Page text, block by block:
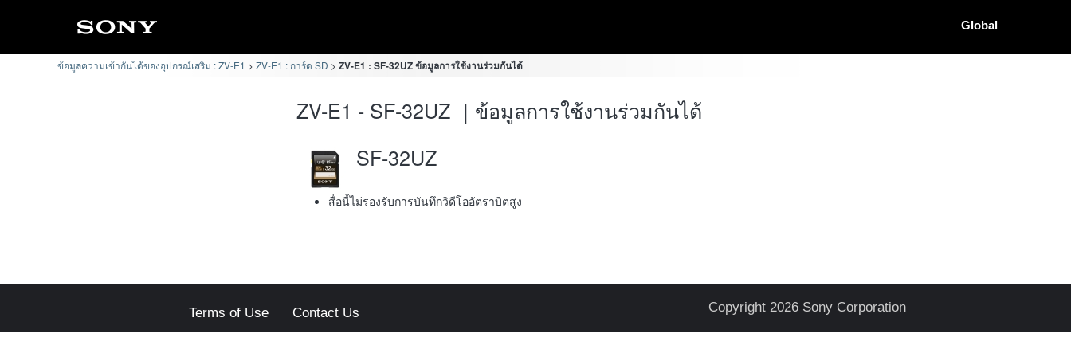
Global
ข้อมูลความเข้ากันได้ของอุปกรณ์เสริม : ZV-E1 ZV-E1 : การ์ด SD ZV-E1 : SF-32UZ ข้อมูลการใช้งานร่วมกันได้
ZV-E1 - SF-32UZ ｜ข้อมูลการใช้งานร่วมกันได้
SF-32UZ
สื่อนี้ไม่รองรับการบันทึกวิดีโออัตราบิตสูง
Terms of Use Contact Us Copyright 2026 Sony Corporation